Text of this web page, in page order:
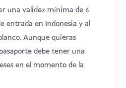
una validez mínima de 6
entrada en Indonesia y al
Aunque quieras
debe tener una
en el momento de la